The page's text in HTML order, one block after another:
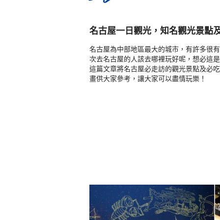
名古屋一日觀光，知名觀光景點
名古屋為中部地區最大的城市，有許多很
次去名古屋的人該去哪裡玩好呢，想必這
這篇文章將名古屋必走訪的觀光景點及必
畫供大家參考，讓大家可以盡情玩樂！